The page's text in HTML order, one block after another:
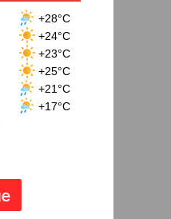
+28°C
+24°C
+23°C
+25°C
+21°C
+17°C